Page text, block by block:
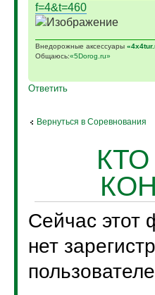
f=4&t=460
Внедорожные аксессуары
Общаюсь:«5Dorog.ru»
Ответить
Вернуться в Соревнования
Сейчас этот
нет